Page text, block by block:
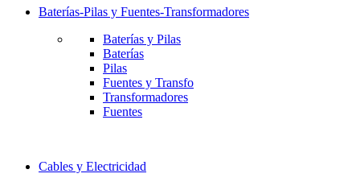
Baterías-Pilas y Fuentes-Transformadores
Baterías y Pilas
Baterías
Pilas
Fuentes y Transfo
Transformadores
Fuentes
Cables y Electricidad